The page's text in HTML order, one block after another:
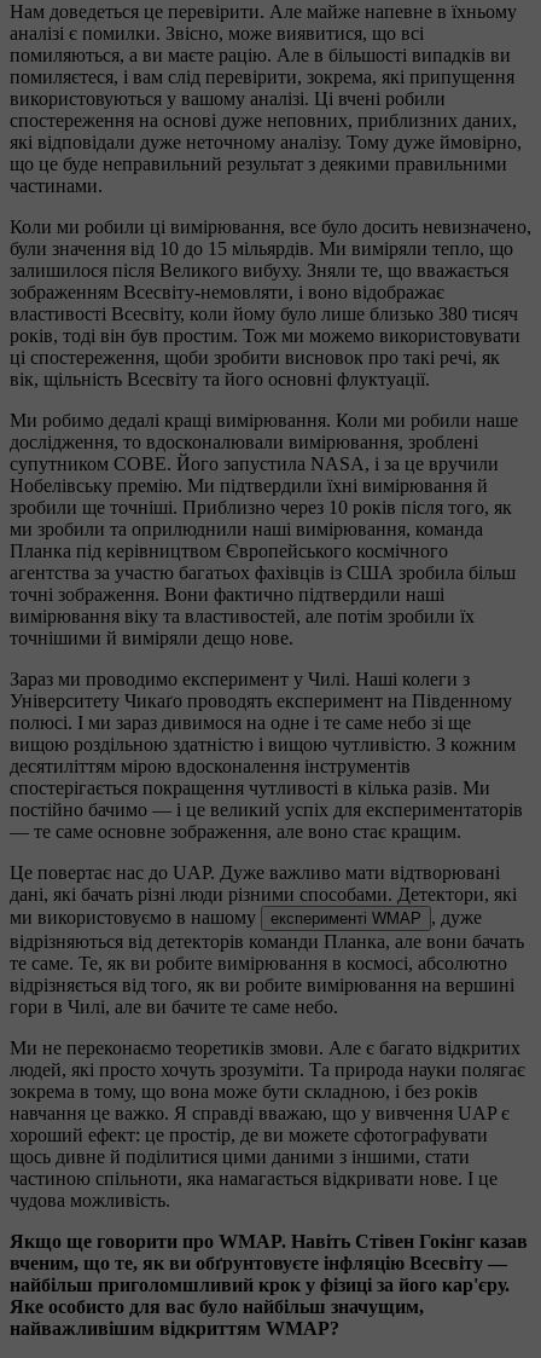
Нам доведеться це перевірити. Але майже напевне в їхньому
аналізі є помилки. Звісно, може виявитися, що всі
помиляються, а ви маєте рацію. Але в більшості випадків ви
помиляєтеся, і вам слід перевірити, зокрема, які припущення
використовуються у вашому аналізі. Ці вчені робили
спостереження на основі дуже неповних, приблизних даних,
які відповідали дуже неточному аналізу. Тому дуже ймовірно,
що це буде неправильний результат з деякими правильними
частинами.
Коли ми робили ці вимірювання, все було досить невизначено,
були значення від 10 до 15 мільярдів. Ми виміряли тепло, що
залишилося після Великого вибуху. Зняли те, що вважається
зображенням Всесвіту-немовляти, і воно відображає
властивості Всесвіту, коли йому було лише близько 380 тисяч
років, тоді він був простим. Тож ми можемо використовувати
ці спостереження, щоби зробити висновок про такі речі, як
вік, щільність Всесвіту та його основні флуктуації.
Ми робимо дедалі кращі вимірювання. Коли ми робили наше
дослідження, то вдосконалювали вимірювання, зроблені
супутником COBE. Його запустила NASA, і за це вручили
Нобелівську премію. Ми підтвердили їхні вимірювання й
зробили ще точніші. Приблизно через 10 років після того, як
ми зробили та оприлюднили наші вимірювання, команда
Планка під керівництвом Європейського космічного
агентства за участю багатьох фахівців із США зробила більш
точні зображення. Вони фактично підтвердили наші
вимірювання віку та властивостей, але потім зробили їх
точнішими й виміряли дещо нове.
Зараз ми проводимо експеримент у Чилі. Наші колеги з
Університету Чикаґо проводять експеримент на Південному
полюсі. І ми зараз дивимося на одне і те саме небо зі ще
вищою роздільною здатністю і вищою чутливістю. З кожним
десятиліттям мірою вдосконалення інструментів
спостерігається покращення чутливості в кілька разів. Ми
постійно бачимо — і це великий успіх для експериментаторів
— те саме основне зображення, але воно стає кращим.
Це повертає нас до UAP. Дуже важливо мати відтворювані
дані, які бачать різні люди різними способами. Детектори, які
ми використовуємо в нашому
експерименті WMAP
, дуже
відрізняються від детекторів команди Планка, але вони бачать
те саме. Те, як ви робите вимірювання в космосі, абсолютно
відрізняється від того, як ви робите вимірювання на вершині
гори в Чилі, але ви бачите те саме небо.
Ми не переконаємо теоретиків змови. Але є багато відкритих
людей, які просто хочуть зрозуміти. Та природа науки полягає
зокрема в тому, що вона може бути складною, і без років
навчання це важко. Я справді вважаю, що у вивчення UAP є
хороший ефект: це простір, де ви можете сфотографувати
щось дивне й поділитися цими даними з іншими, стати
частиною спільноти, яка намагається відкривати нове. І це
чудова можливість.
Якщо ще говорити про WMAP. Навіть Стівен Гокінг казав
вченим, що те, як ви обґрунтовуєте інфляцію Всесвіту —
найбільш приголомшливий крок у фізиці за його кар'єру.
Яке особисто для вас було найбільш значущим,
найважливішим відкриттям WMAP?